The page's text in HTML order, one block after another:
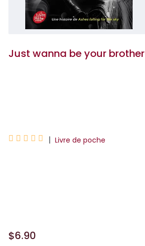
Just wanna be your brother
     | Livre de poche
$6.90